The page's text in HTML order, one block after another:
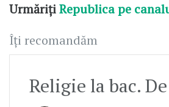
UrmărițiRepublica pe
Îți recomandăm
Religie la bac.